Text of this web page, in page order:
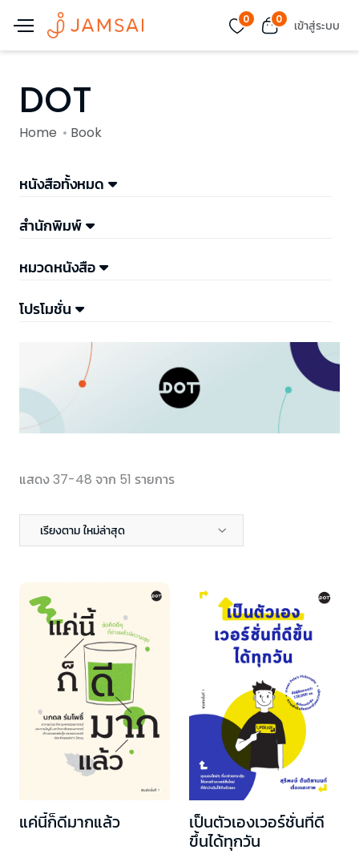
0 0 เข้าสู่ระบบ
DOT
Home Book
หนังสือทั้งหมด
สำนักพิมพ์
หมวดหนังสือ
โปรโมชั่น
แสดง 37-48 จาก 51 รายการ
เรียงตาม ใหม่ล่าสุด
แค่นี้ก็ดีมากแล้ว
เป็นตัวเองเวอร์ชั่นที่ดี
ขึ้นได้ทุกวัน